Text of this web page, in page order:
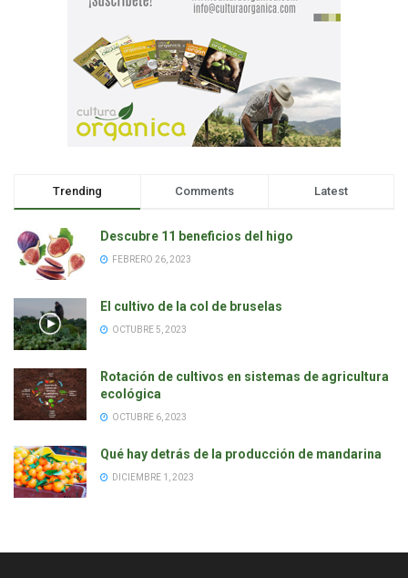
Trending Comments Latest
Descubre 11 beneficios del higo
FEBRERO 26, 2023
El cultivo de la col de bruselas
OCTUBRE 5, 2023
Rotación de cultivos en sistemas de agricultura
ecológica
OCTUBRE 6, 2023
Qué hay detrás de la producción de mandarina
DICIEMBRE 1, 2023